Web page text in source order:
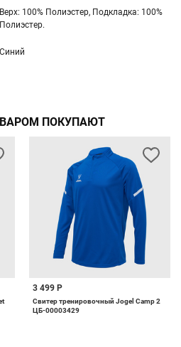
Верх: 100% Полиэстер, Подкладка: 100%
Полиэстер.
Синий
ПОКУПАЮТ
3 499 Р
Свитер тренировочный Jogel Camp 2
ЦБ-00003429